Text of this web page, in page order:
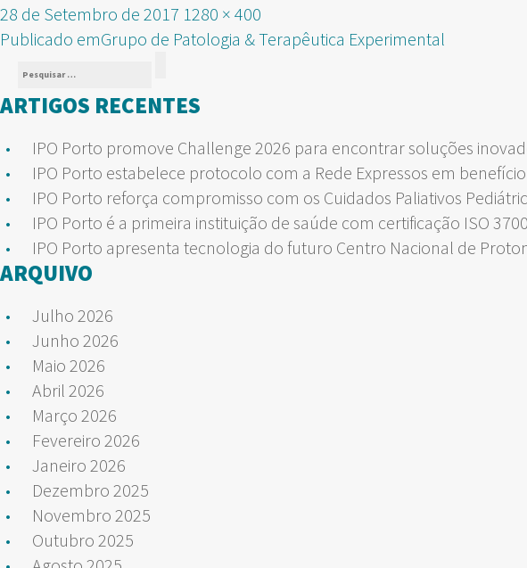
Publicado
em
28 de Setembro de 2017 Tamanho
real
1280 × 400
NAVEGAÇÃO
DE
ARTIGOS
Publicado emGrupo de Patologia & Terapêutica Experimental
Pesquisar
por:
ARTIGOS RECENTES
IPO Porto promove Challenge 2026 para encontrar soluções
IPO Porto estabelece protocolo com a Rede Expressos em
IPO Porto reforça compromisso com os Cuidados Paliativos
IPO Porto é a primeira instituição de saúde com certificação ISO
IPO Porto apresenta tecnologia do futuro Centro Nacional de
ARQUIVO
Julho 2026
Junho 2026
Maio 2026
Abril 2026
Março 2026
Fevereiro 2026
Janeiro 2026
Dezembro 2025
Novembro 2025
Outubro 2025